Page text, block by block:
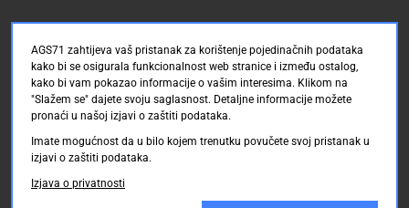
AGS71 zahtijeva vaš pristanak za korištenje pojedinačnih podataka
kako bi se osigurala funkcionalnost web stranice i između ostalog,
kako bi vam pokazao informacije o vašim interesima. Klikom na
"Slažem se" dajete svoju saglasnost. Detaljne informacije možete
pronaći u našoj izjavi o zaštiti podataka.
Imate mogućnost da u bilo kojem trenutku povučete svoj pristanak u
izjavi o zaštiti podataka.
Izjava o privatnosti